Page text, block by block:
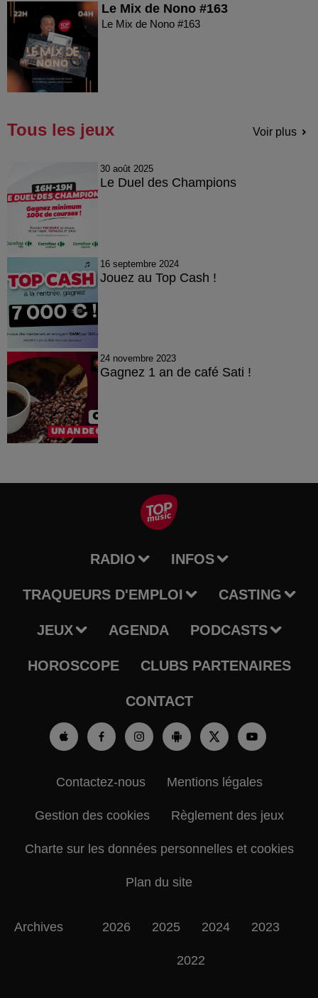
Le Mix de Nono #163
Le Mix de Nono #163
Tous les jeux Voir plus
30 août 2025
Le Duel des Champions
16 septembre 2024
Jouez au Top Cash !
24 novembre 2023
Gagnez 1 an de café Sati !
RADIO INFOS
TRAQUEURS D'EMPLOI CASTING
JEUX AGENDA PODCASTS
HOROSCOPE CLUBS PARTENAIRES
CONTACT
Contactez-nous Mentions légales
Gestion des cookies Règlement des jeux
Charte sur les données personnelles et cookies
Plan du site
Archives 2026 2025 2024 2023
2022